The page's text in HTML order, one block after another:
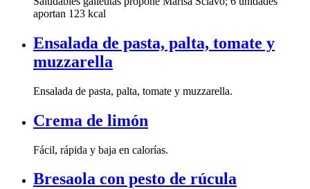
aportan 123 kcal
muzzarella
Ensalada de pasta, palta, tomate y muzzarella.
Crema de limón
Fácil, rápida y baja en calorías.
Bresaola con pesto de rúcula